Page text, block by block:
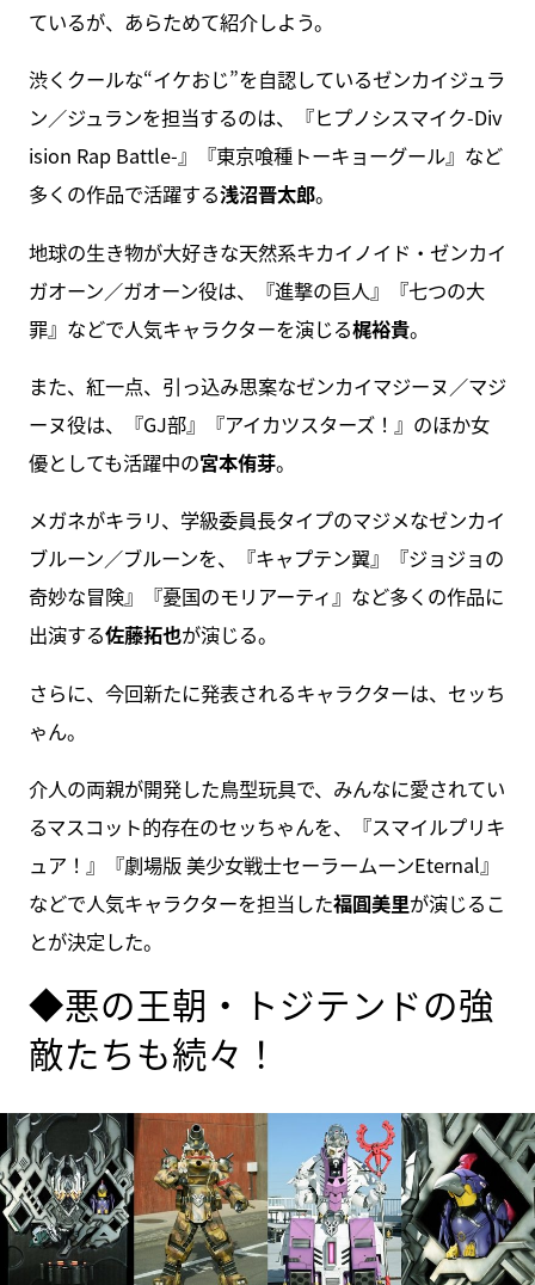
ているが、あらためて紹介しよう。
渋くクールな“イケおじ”を自認しているゼンカイジュラ
ン／ジュランを担当するのは、『ヒプノシスマイク-Div
ision Rap Battle-』『東京喰種トーキョーグール』など
多くの作品で活躍する浅沼晋太郎。
地球の生き物が大好きな天然系キカイノイド・ゼンカイ
ガオーン／ガオーン役は、『進撃の巨人』『七つの大
罪』などで人気キャラクターを演じる梶裕貴。
また、紅一点、引っ込み思案なゼンカイマジーヌ／マジ
ーヌ役は、『GJ部』『アイカツスターズ！』のほか女
優としても活躍中の宮本侑芽。
メガネがキラリ、学級委員長タイプのマジメなゼンカイ
ブルーン／ブルーンを、『キャプテン翼』『ジョジョの
奇妙な冒険』『憂国のモリアーティ』など多くの作品に
出演する佐藤拓也が演じる。
さらに、今回新たに発表されるキャラクターは、セッち
ゃん。
介人の両親が開発した鳥型玩具で、みんなに愛されてい
るマスコット的存在のセッちゃんを、『スマイルプリキ
ュア！』『劇場版 美少女戦士セーラームーンEternal』
などで人気キャラクターを担当した福圓美里が演じるこ
とが決定した。
◆悪の王朝・トジテンドの強
敵たちも続々！